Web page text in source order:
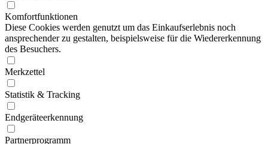
Komfortfunktionen
Diese Cookies werden genutzt um das Einkaufserlebnis noch
ansprechender zu gestalten, beispielsweise für die Wiedererkennung
des Besuchers.
Merkzettel
Statistik & Tracking
Endgeräteerkennung
Partnerprogramm